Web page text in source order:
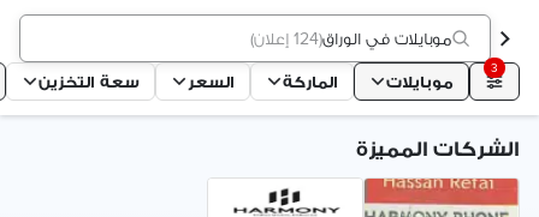
موبايلات في الوراق(124 إعلان )
3
موبايلات الماركة السعر سعة التخزين
الشركات المميزة